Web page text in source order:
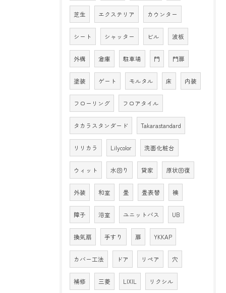
芝生 エクステリア カウンター
シート シャッター ビル 波板
外構 倉庫 駐車場 門 門扉
塗装 ゲート モルタル 床 内装
フローリング フロアタイル
タカラスタンダード Takarastandard
リリカラ Lilycolor 洗面化粧台
ウィット 水回り 貸家 原状回復
外装 和室 畳 畳表替 襖
障子 浴室 ユニットバス UB
換気扇 手すり 扉 YKKAP
カバー工法 ドア リペア 穴
補修 三菱 LIXIL リクシル